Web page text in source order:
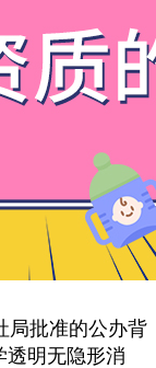
批准的公办背
透明无隐形消